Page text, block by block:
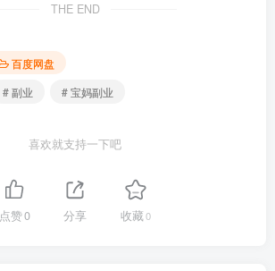
THE END
百度网盘
# 副业 # 宝妈副业
喜欢就支持一下吧
点赞0 分享 收藏0